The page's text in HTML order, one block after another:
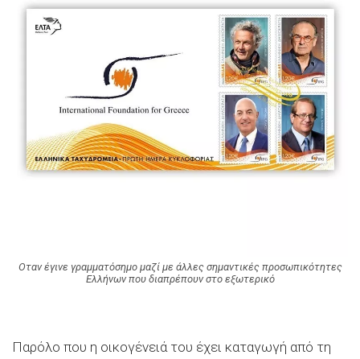
Οταν έγινε γραμματόσημο μαζί με άλλες σημαντικές προσωπικότητες
Ελλήνων που διαπρέπουν στο εξωτερικό
Παρόλο που η οικογένειά του έχει καταγωγή από τη